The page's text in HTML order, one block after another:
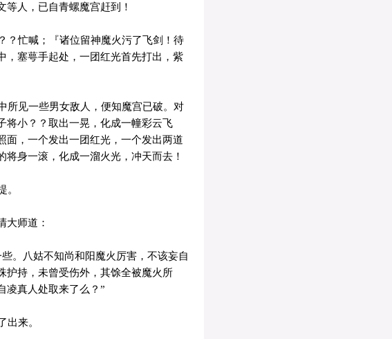
人，已自青螺魔宫赶到！
忙喊；『诸位留神魔火污了飞剑！待
，塞萼手起处，一团红光首先打出，紫
见一些男女敌人，便知魔宫已破。对
将小？？取出一晃，化成一幢彩云飞
面，一个发出一团红光，一个发出两道
身一滚，化成一溜火光，冲天而去！
大师道：
。八姑不知尚和阳魔火厉害，不该妄自
护持，未曾受伤外，其馀全被魔火所
凌真人处取来了么？”
来。